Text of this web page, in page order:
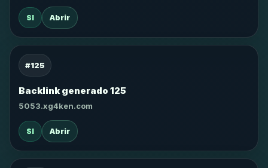
SI Abrir
#125
Backlink generado 125
5053.xg4ken.com
SI Abrir